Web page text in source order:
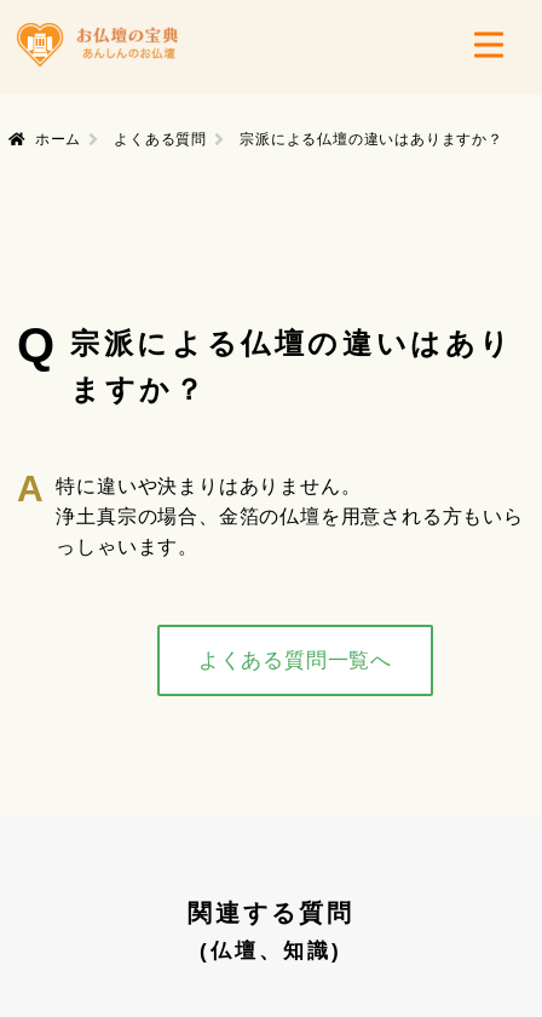
ホーム よくある質問 宗派による仏壇の違いはありますか？
Q 宗派による仏壇の違いはあり
ますか？
特に違いや決まりはありません。
浄土真宗の場合、金箔の仏壇を用意される方もいら
っしゃいます。
よくある質問一覧へ
関連する質問
(仏壇、知識)